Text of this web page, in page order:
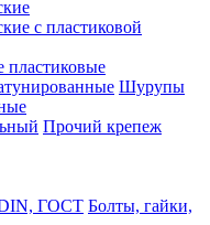
с пластиковой
Шурупы
Прочий крепеж
Болты, гайки,